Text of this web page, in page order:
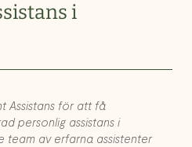
i
Assistans för att få
personlig assistans i
team av erfarna assistenter